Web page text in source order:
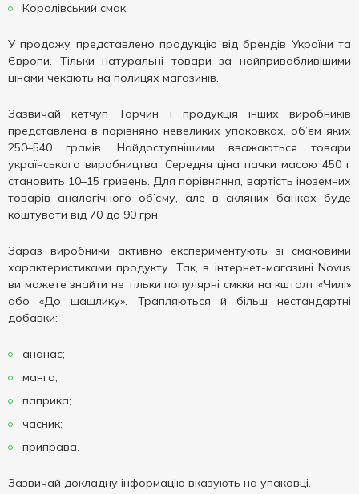
Королівський смак.
У продажу представлено продукцію від брендів України та
Європи. Тільки натуральні товари за найпривабливішими
цінами чекають на полицях магазинів.
Зазвичай кетчуп Торчин і продукція інших виробників
представлена ​​в порівняно невеликих упаковках, об’єм яких
250–540 грамів. Найдоступнішими вважаються товари
українського виробництва. Середня ціна пачки масою 450 г
становить 10–15 гривень. Для порівняння, вартість іноземних
товарів аналогічного об’єму, але в скляних банках буде
коштувати від 70 до 90 грн.
Зараз виробники активно експериментують зі смаковими
характеристиками продукту. Так, в інтернет-магазині Novus
ви можете знайти не тільки популярні смкки на кшталт «Чилі»
або «До шашлику». Трапляються й більш нестандартні
добавки:
ананас;
манго;
паприка;
часник;
приправа.
Зазвичай докладну інформацію вказують на упаковці.